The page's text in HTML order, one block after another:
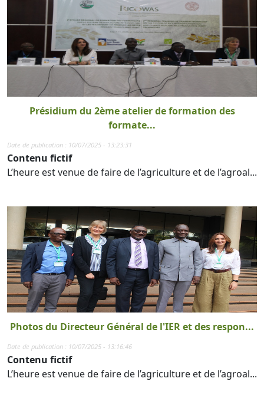
Présidium du 2ème atelier de formation des
formate...
Date de publication : 10/07/2025 - 13:23:31
Contenu fictif
L’heure est venue de faire de l’agriculture et de l’agroal...
Photos du Directeur Général de l'IER et des respon...
Date de publication : 10/07/2025 - 13:16:46
Contenu fictif
L’heure est venue de faire de l’agriculture et de l’agroal...